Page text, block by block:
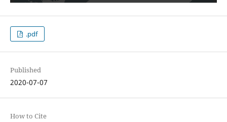
.pdf
Published
2020-07-07
How to Cite